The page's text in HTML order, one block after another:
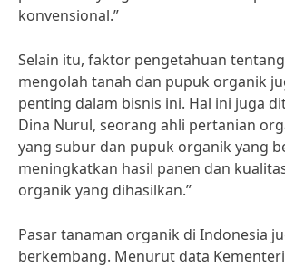
konvensional.”
Selain itu, faktor pengetahuan
mengolah tanah dan pupuk organik
penting dalam bisnis ini. Hal ini juga
Dina Nurul, seorang ahli pertanian
yang subur dan pupuk organik yang
meningkatkan hasil panen dan
organik yang dihasilkan.”
Pasar tanaman organik di Indonesia
berkembang. Menurut data